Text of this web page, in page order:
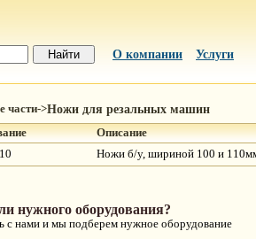
О компании Услуги
части->Ножи для резальных машин
Описание
Ножи б/у, шириной 100 и
нужного оборудования?
с нами и мы подберем нужное оборудование